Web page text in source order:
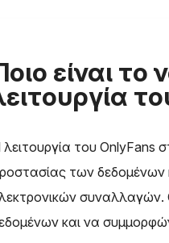
είναι το
του OnlyFans
των δεδομένων
συναλλαγών.
και να